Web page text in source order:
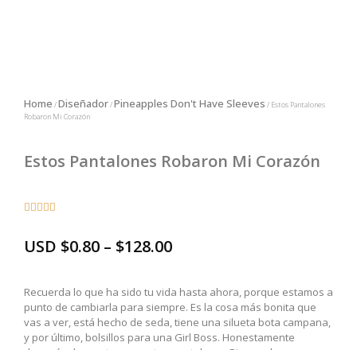
Home /Diseñador/Pineapples Don't Have Sleeves / Estos Pantalones
Robaron Mi Corazón
Estos Pantalones Robaron Mi Corazón
    
USD $0.80 – $128.00
Recuerda lo que ha sido tu vida hasta ahora, porque estamos a
punto de cambiarla para siempre. Es la cosa más bonita que
vas a ver, está hecho de seda, tiene una silueta bota campana,
y por último, bolsillos para una Girl Boss. Honestamente